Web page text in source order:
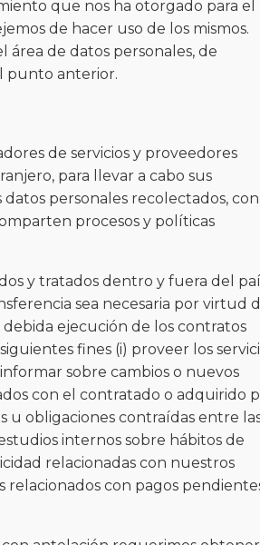
que nos ha otorgado para el
de hacer uso de los mismos.
área de datos personales, de
punto anterior.
de servicios y proveedores
para llevar a cabo sus
personales recolectados, con
procesos y políticas
y tratados dentro y fuera del
sea necesaria por virtud
ejecución de los contratos
fines (i) proveer los
sobre cambios o nuevos
con el contratado o adquirido
u obligaciones contraídas entre
internos sobre hábitos de
relacionadas con nuestros
relacionados con pagos